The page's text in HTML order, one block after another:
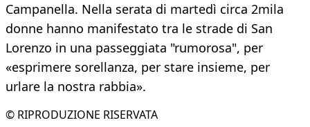
Campanella. Nella serata di martedì circa 2mila
donne hanno manifestato tra le strade di San
Lorenzo in una passeggiata "rumorosa", per
«esprimere sorellanza, per stare insieme, per
urlare la nostra rabbia».
© RIPRODUZIONE RISERVATA